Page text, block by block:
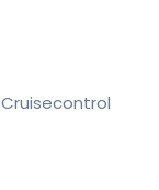
Cruisecontrol